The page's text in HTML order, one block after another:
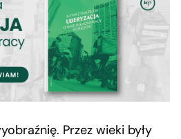
Przez wieki były